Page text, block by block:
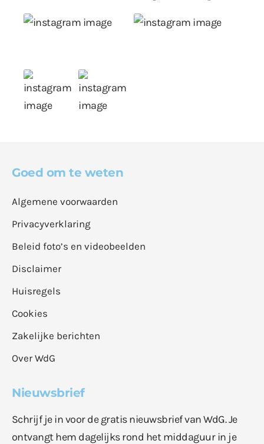
Goed om te weten
Algemene voorwaarden
Privacyverklaring
Beleid foto’s en videobeelden
Disclaimer
Huisregels
Cookies
Zakelijke berichten
Over WdG
Nieuwsbrief
Schrijf je in voor de gratis nieuwsbrief van WdG. Je
ontvangt hem dagelijks rond het middaguur in je